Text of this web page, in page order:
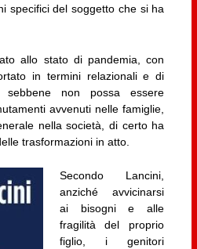
specifici del soggetto che si ha
allo stato di pandemia, con
in termini relazionali e di
sebbene non possa essere
avvenuti nelle famiglie,
nella società, di certo ha
trasformazioni in atto.
Secondo Lancini,
anziché avvicinarsi
ai bisogni e alle
fragilità del proprio
figlio, i genitori